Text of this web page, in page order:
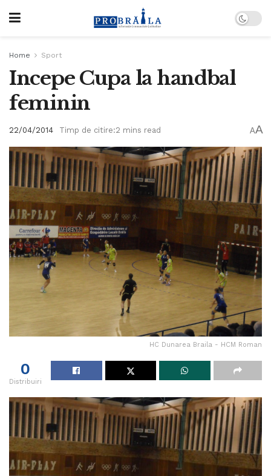
Home Sport
Incepe Cupa la handbal
feminin
22/04/2014 Timp de citire:2 mins read AA
HC Dunarea Braila - HCM Roman
0
Distribuiri